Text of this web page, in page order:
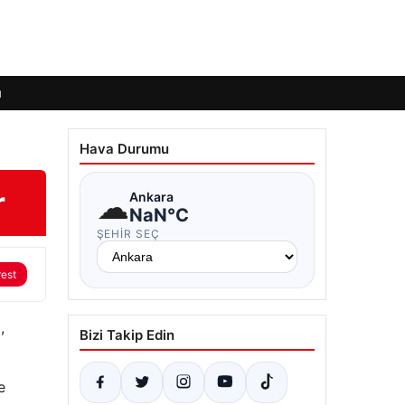
Hava Durumu
☁Ankara
NaN°C
ŞEHIR SEÇ
Bizi Takip Edin